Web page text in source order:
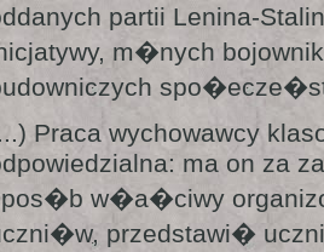
partii Lenina-
m�nych
Praca wychowawcy
ma on za
w�a�ciwy
przedstawi�